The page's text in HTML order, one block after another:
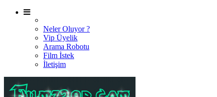
Neler Oluyor ?
Vip Üyelik
Arama Robotu
Film İstek
İletişim